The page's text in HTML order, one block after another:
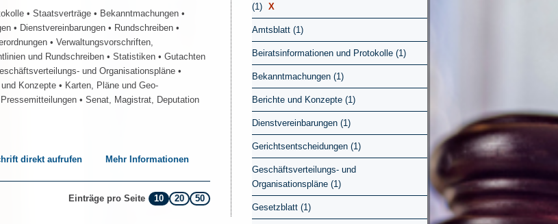
• Staatsverträge • Bekanntmachungen •
• Dienstvereinbarungen • Rundschreiben •
• Verwaltungsvorschriften,
und Rundschreiben • Statistiken • Gutachten
und Organisationspläne •
Konzepte • Karten, Pläne und Geo-
• Senat, Magistrat, Deputation
direkt aufrufen Mehr Informationen
Einträge pro Seite 10 20 50
(1) X
Amtsblatt (1)
Beiratsinformationen und Protokolle (1)
Bekanntmachungen (1)
Berichte und Konzepte (1)
Dienstvereinbarungen (1)
Gerichtsentscheidungen (1)
Geschäftsverteilungs- und
Organisationspläne (1)
Gesetzblatt (1)